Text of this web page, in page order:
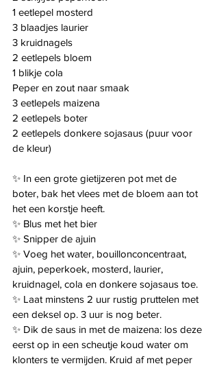
1 eetlepel mosterd
3 blaadjes laurier
3 kruidnagels
2 eetlepels bloem
1 blikje cola
Peper en zout naar smaak
3 eetlepels maizena
2 eetlepels boter
2 eetlepels donkere sojasaus (puur voor
de kleur)
✨️ In een grote gietijzeren pot met de
boter, bak het vlees met de bloem aan tot
het een korstje heeft.
✨️ Blus met het bier
✨️ Snipper de ajuin
✨️ Voeg het water, bouillonconcentraat,
ajuin, peperkoek, mosterd, laurier,
kruidnagel, cola en donkere sojasaus toe.
✨️ Laat minstens 2 uur rustig pruttelen met
een deksel op. 3 uur is nog beter.
✨️ Dik de saus in met de maizena: los deze
eerst op in een scheutje koud water om
klonters te vermijden. Kruid af met peper